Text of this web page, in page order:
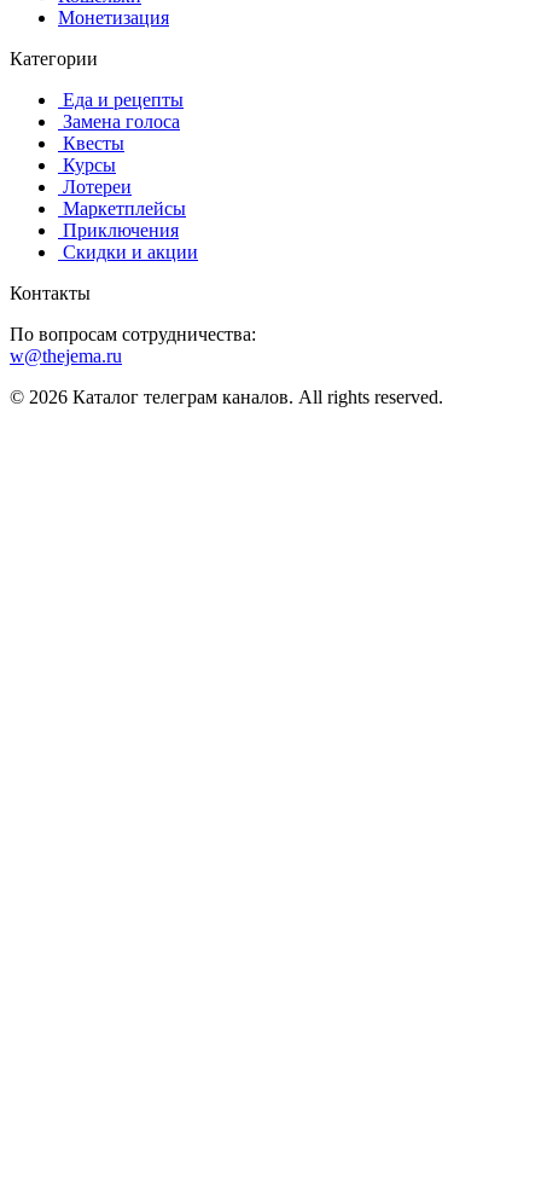
Монетизация
Категории
️ ️Еда и рецепты
️ Замена голоса
️ Квесты
‍ Курсы
️ Лотереи
️ Маркетплейсы
️ Приключения
️ Скидки и акции
Контакты
По вопросам сотрудничества:
w@thejema.ru
© 2026 Каталог телеграм каналов. All rights reserved.